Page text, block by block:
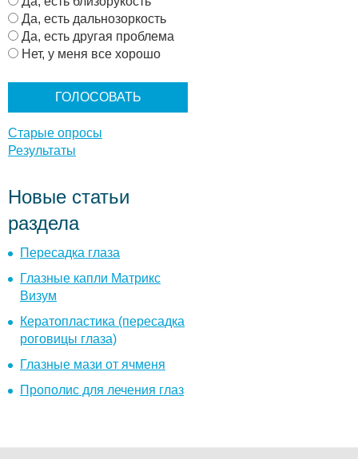
а
р
и
Да, есть дальнозоркость
Да, есть другая проблема
Нет, у меня все хорошо
Старые опросы
Результаты
Новые статьи
раздела
Пересадка глаза
Глазные капли Матрикс
Визум
Кератопластика (пересадка
роговицы глаза)
Глазные мази от ячменя
Прополис для лечения глаз